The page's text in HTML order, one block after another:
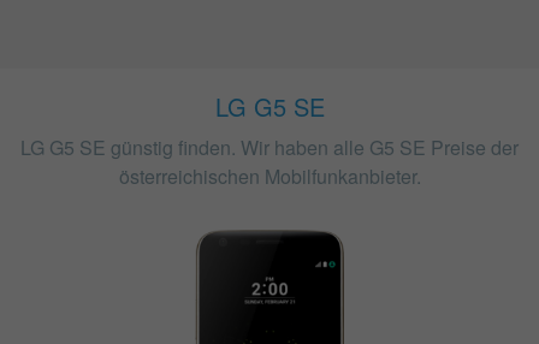
LG G5 SE
LG G5 SE günstig finden. Wir haben alle G5 SE Preise der
österreichischen Mobilfunkanbieter.